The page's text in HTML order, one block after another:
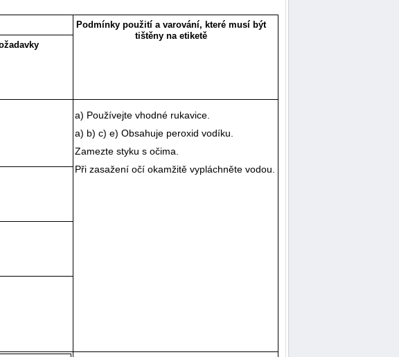
Podmínky použití a varování, které musí být
tištěny na etiketě
a) Používejte vhodné rukavice.
a) b) c) e) Obsahuje peroxid vodíku.
Zamezte styku s očima.
Při zasažení očí okamžitě vypláchněte vodou.